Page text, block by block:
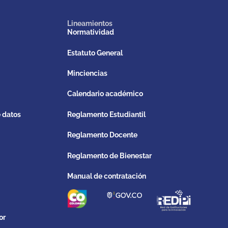
datos
Lineamientos
Normatividad
Estatuto General
Minciencias
Calendario académico
Reglamento Estudiantil
Reglamento Docente
Reglamento de Bienestar
Manual de contratación